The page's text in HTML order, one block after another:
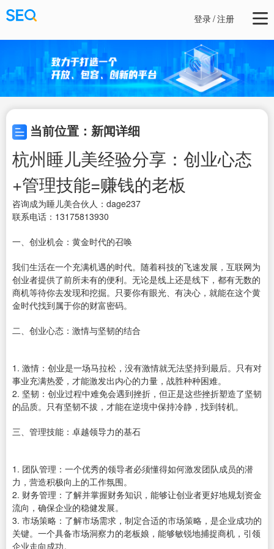
登录/注册
当前位置：新闻详细
杭州睡儿美经验分享：创业心态
+管理技能=赚钱的老板
咨询成为睡儿美合伙人：dage237
联系电话：13175813930
一、创业机会：黄金时代的召唤
我们生活在一个充满机遇的时代。随着科技的飞速发展，互联网为
创业者提供了前所未有的便利。无论是线上还是线下，都有无数的
商机等待你去发现和挖掘。只要你有眼光、有决心，就能在这个黄
金时代找到属于你的财富密码。
二、创业心态：激情与坚韧的结合
1. 激情：创业是一场马拉松，没有激情就无法坚持到最后。只有对
事业充满热爱，才能激发出内心的力量，战胜种种困难。
2. 坚韧：创业过程中难免会遇到挫折，但正是这些挫折塑造了坚韧
的品质。只有坚韧不拔，才能在逆境中保持冷静，找到转机。
三、管理技能：卓越领导力的基石
1. 团队管理：一个优秀的领导者必须懂得如何激发团队成员的潜
力，营造积极向上的工作氛围。
2. 财务管理：了解并掌握财务知识，能够让创业者更好地规划资金
流向，确保企业的稳健发展。
3. 市场策略：了解市场需求，制定合适的市场策略，是企业成功的
关键。一个具备市场洞察力的老板娘，能够敏锐地捕捉商机，引领
企业走向成功。